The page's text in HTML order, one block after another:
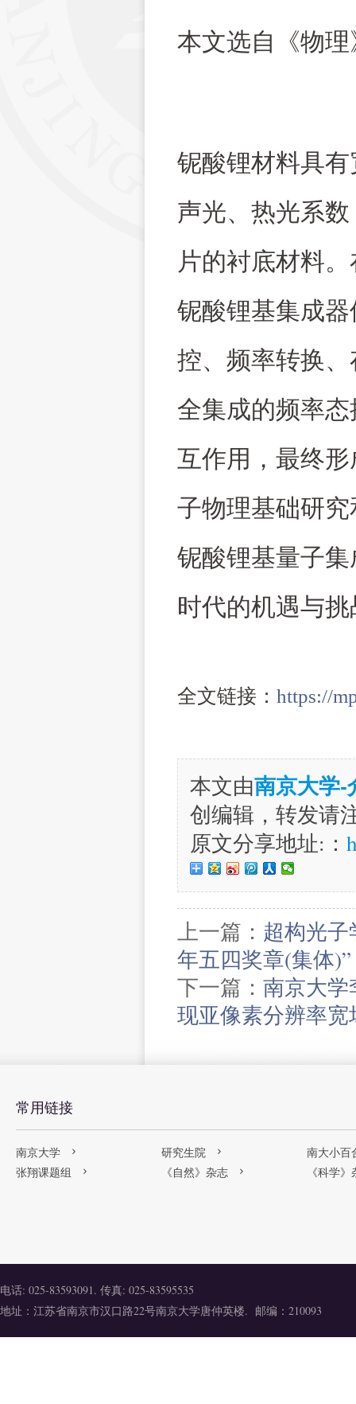
本文选自《物
铌酸锂材料具
声光、热光系
片的衬底材料
铌酸锂基集成
控、频率转换
全集成的频率
互作用，最终
子物理基础研
铌酸锂基量子
时代的机遇与
全文链接： https://
本文由南京大学-
创编辑，转发请
原文分享地址:：
上一篇： 超构光子
年五四奖章(集体)”
下一篇： 南京大
现亚像素分辨率宽
常用链接
南京大学 研究生院
南大小百
张翔课题组
《自然》杂志 《科学
电话: 025-83593091. 传真: 025-83595535
地址：江苏省南京市汉口路22号南京大学唐仲英楼. 邮编：210093